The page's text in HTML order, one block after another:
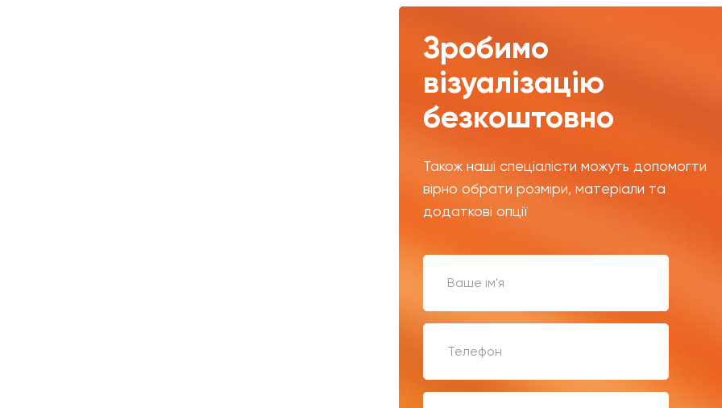
Зробимо
візуалізацію
безкоштовно
Також наші спеціалісти можуть допомогти
вірно обрати розміри, матеріали та
додаткові опції